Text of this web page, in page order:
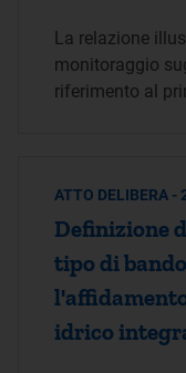
La relazione
monitoraggio
riferimento al
ATTO DELIBERA
Definizione
tipo di
idrico